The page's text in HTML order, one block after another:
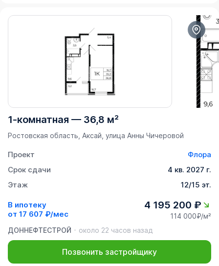
1-комнатная — 36,8 м²
Ростовская область, Аксай, улица Анны Чичеровой
Проект
Флора
Срок сдачи
4 кв. 2027 г.
Этаж
12/15 эт.
В ипотеку
от 17 607 ₽/мес
4 195 200 ₽
114 000₽/м²
ДОННЕФТЕСТРОЙ
около 22 часов назад
Позвонить застройщику